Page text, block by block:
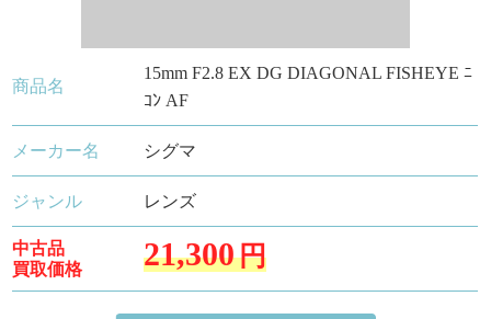
商品名
15mm F2.8 EX DG DIAGONAL FISHEYE ﾆ
ｺﾝ AF
メーカー名 シグマ
ジャンル レンズ
中古品
買取価格
21,300円